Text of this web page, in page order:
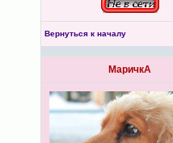
Вернуться к началу
МаричкА